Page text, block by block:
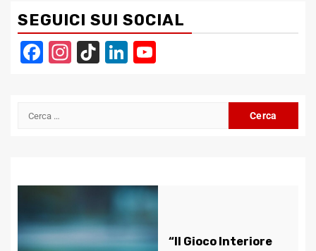
SEGUICI SUI SOCIAL
Facebook
Instagram
TikTokLinkedIn
Ricerca
“Il Gioco Interiore